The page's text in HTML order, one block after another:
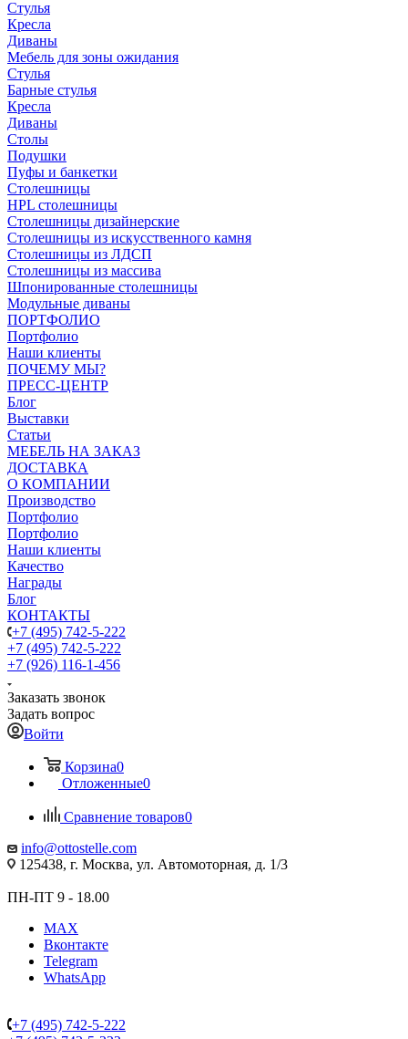
Стулья
Кресла
Диваны
Мебель для зоны ожидания
Стулья
Барные стулья
Кресла
Диваны
Столы
Подушки
Пуфы и банкетки
Столешницы
HPL столешницы
Столешницы дизайнерские
Столешницы из искусственного камня
Столешницы из ЛДСП
Столешницы из массива
Шпонированные столешницы
Модульные диваны
ПОРТФОЛИО
Портфолио
Наши клиенты
ПОЧЕМУ МЫ?
ПРЕСС-ЦЕНТР
Блог
Выставки
Статьи
МЕБЕЛЬ НА ЗАКАЗ
ДОСТАВКА
О КОМПАНИИ
Производство
Портфолио
Портфолио
Наши клиенты
Качество
Награды
Блог
КОНТАКТЫ
+7 (495) 742-5-222
+7 (495) 742-5-222
+7 (926) 116-1-456
Заказать звонок
Задать вопрос
Войти
Корзина0
Отложенные0
Сравнение товаров0
info@ottostelle.com
125438, г. Москва, ул. Автомоторная, д. 1/3
ПН-ПТ 9 - 18.00
MAX
Вконтакте
Telegram
WhatsApp
+7 (495) 742-5-222